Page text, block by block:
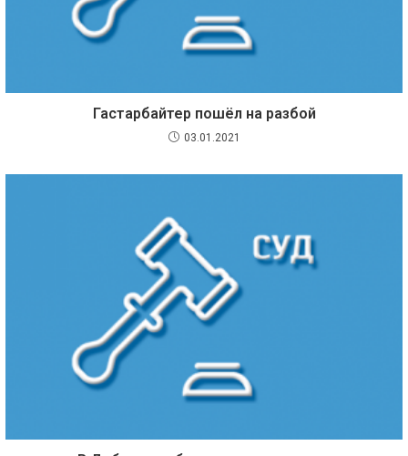
Гастарбайтер пошёл на разбой
03.01.2021